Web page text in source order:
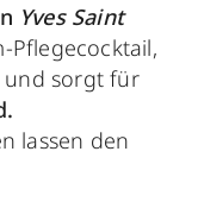
Yves Saint
Pflegecocktail,
und sorgt für
lassen den